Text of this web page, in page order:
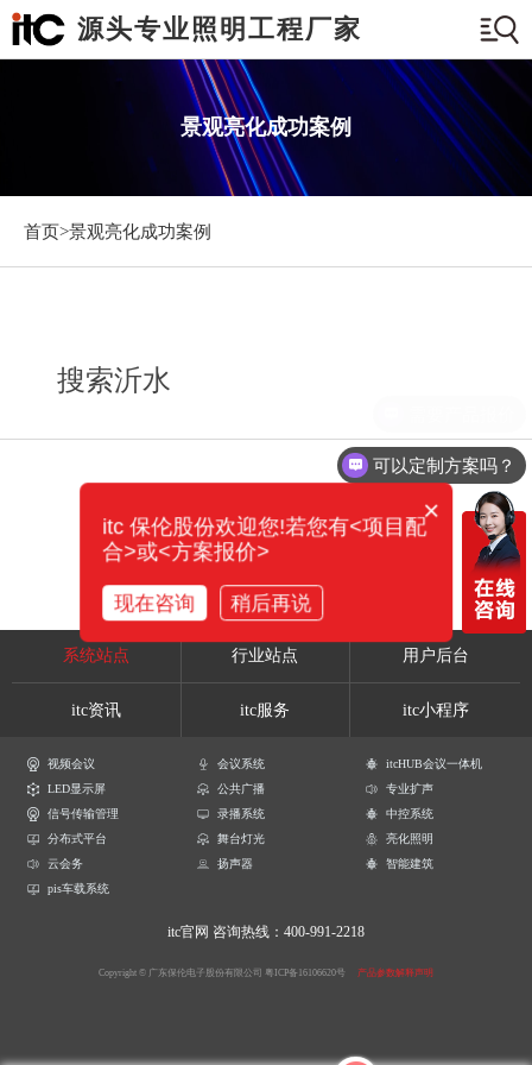
源头专业照明工程厂家
景观亮化成功案例
首页>景观亮化成功案例
搜索沂水
系统站点 行业站点 用户后台
itc资讯 itc服务 itc小程序
视频会议 会议系统
itcHUB会议一体机
LED显示屏
公共广播
专业扩声
信号传输管理
录播系统
中控系统
分布式平台
舞台灯光
亮化照明
云会务
扬声器
智能建筑
pis车载系统
itc官网 咨询热线：400-991-2218
Copyright © 广东保伦电子股份有限公司 粤ICP备16106620号 产品参数解释声明
可以定制方案吗？
×
itc 保伦股份欢迎您!若您有<项目配
合>或<方案报价>
现在咨询 稍后再说